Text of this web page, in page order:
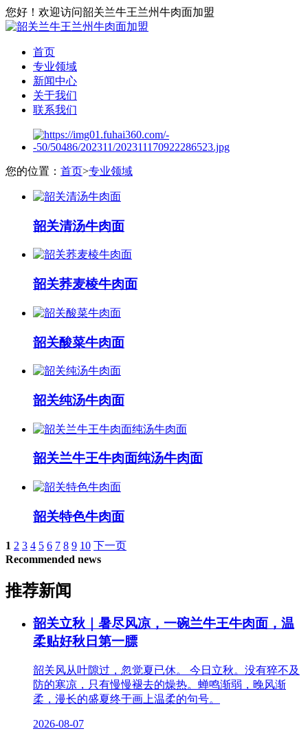
您好！欢迎访问韶关兰牛王兰州牛肉面加盟
首页
专业领域
新闻中心
关于我们
联系我们
您的位置： 首页>专业领域
韶关清汤牛肉面
韶关荞麦棱牛肉面
韶关酸菜牛肉面
韶关纯汤牛肉面
韶关兰牛王牛肉面纯汤牛肉面
韶关特色牛肉面
1 2 3 4 5 6 7 8 9 10 下一页
Recommended news
推荐新闻
韶关立秋｜暑尽风凉，一碗兰牛王牛肉面，温
柔贴好秋日第一膘
韶关风从叶隙过，忽觉夏已休。 今日立秋。没有猝不及
防的寒凉，只有慢慢褪去的燥热。蝉鸣渐弱，晚风渐
柔，漫长的盛夏终于画上温柔的句号。
2026-08-07